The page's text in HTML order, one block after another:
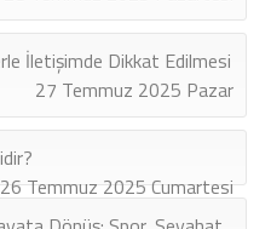
İletişimde Dikkat Edilmesi
27 Temmuz 2025 Pazar
26 Temmuz 2025 Cumartesi